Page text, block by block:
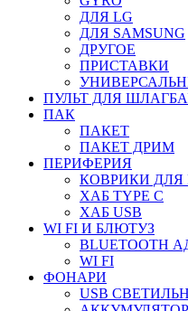
ДЛЯ LG
ДЛЯ SAMSUNG
ДРУГОЕ
ПРИСТАВКИ
ПУЛЬТ ДЛЯ
ПАК
ПАКЕТ
ПАКЕТ ДРИМ
ПЕРИФЕРИЯ
КОВРИКИ
ХАБ TYPE C
ХАБ USB
WI FI И БЛЮТУЗ
BLUETOOTH
WI FI
ФОНАРИ
USB